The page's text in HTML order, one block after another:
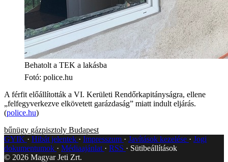
Behatolt a TEK a lakásba
Fotó: police.hu
A férfit előállították a VI. Kerületi Rendőrkapitányságra, ellene
„felfegyverkezve elkövetett garázdaság” miatt indult eljárás.
(police.hu)
bűnügy gázpisztoly Budapest
GYIK
Hibát jelentek Impresszum Javítások kezelése
Jogi
dokumentumok
Médiaajánlat RSS
Sütibeállítások
© 2026 Magyar Jeti Zrt.